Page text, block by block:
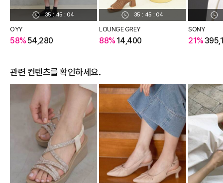
35 : 45 : 03
OYY
58% 54,280
35 : 45 : 03
LOUNGE GREY
88% 14,400
SONY
21%
관련 컨텐츠를 확인하세요.